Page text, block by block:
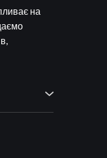
на